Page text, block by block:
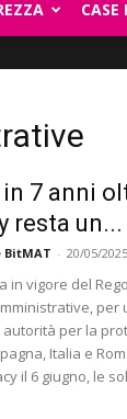
CASE
in 7 anni
resta un...
BitMAT - 20/05/2025
in vigore del
per
autorità per la
Italia e
il 6 giugno, le